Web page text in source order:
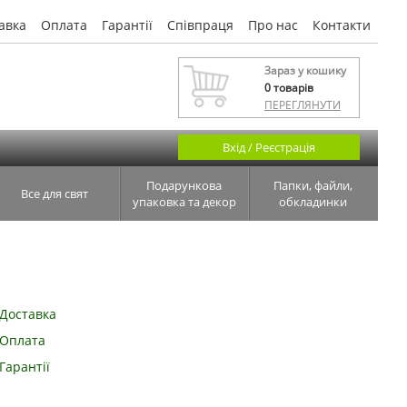
Оплата Гарантії Співпраця Про нас Контакти
Зараз у кошику
0товарів
ПЕРЕГЛЯНУТИ
Вхід / Реєстрація
Все для свят
Подарункова
упаковка та декор
Папки, файли,
обкладинки
Доставка
Оплата
Гарантії